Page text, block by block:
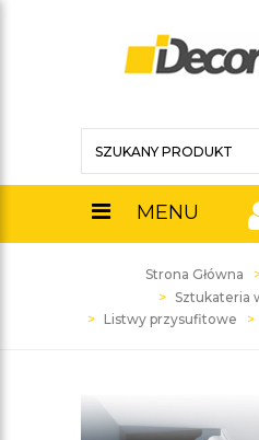
MENU
Strona Główna
Sztukateria
Listwy przysufitowe